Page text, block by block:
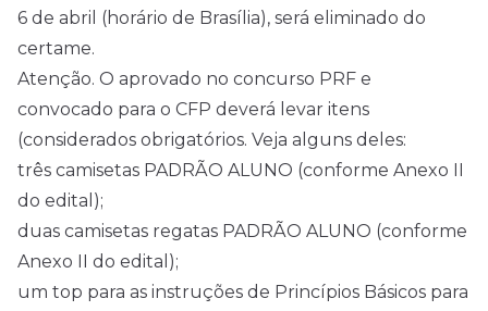
6 de abril (horário de Brasília), será eliminado do
certame.
Atenção. O aprovado no concurso PRF e
convocado para o CFP deverá levar itens
(considerados obrigatórios. Veja alguns deles:
três camisetas PADRÃO ALUNO (conforme Anexo II
do edital);
duas camisetas regatas PADRÃO ALUNO (conforme
Anexo II do edital);
um top para as instruções de Princípios Básicos para